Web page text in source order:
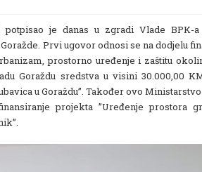
je danas u zgradi Vlade BPK-a
Prvi ugovor odnosi se na dodjelu
prostorno uređenje i zaštitu
Goraždu sredstva u visini 30.000,00
u Goraždu”. Također ovo
projekta ”Uređenje prostora